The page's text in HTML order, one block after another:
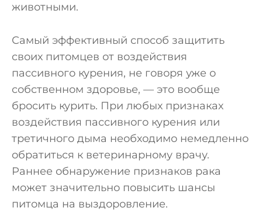
животными.
Самый эффективный способ защитить
своих питомцев от воздействия
пассивного курения, не говоря уже о
собственном здоровье, — это вообще
бросить курить. При любых признаках
воздействия пассивного курения или
третичного дыма необходимо немедленно
обратиться к ветеринарному врачу.
Раннее обнаружение признаков рака
может значительно повысить шансы
питомца на выздоровление.